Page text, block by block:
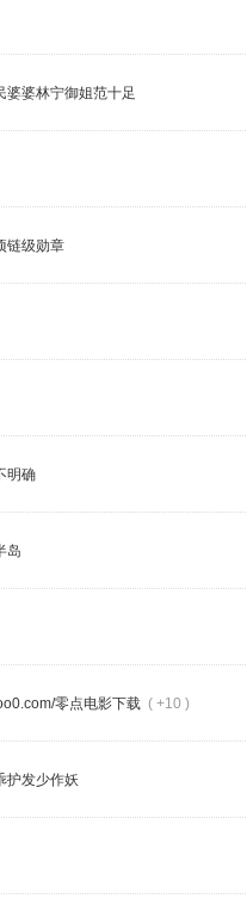
婆婆林宁御姐范十足
链级勋章
明确
岛
零点电影下载 ( +10 )
护发少作妖